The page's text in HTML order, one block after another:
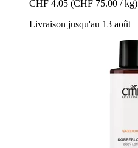
CHF 4.05 (CHF 75.00 / kg)
Livraison jusqu'au 13 août